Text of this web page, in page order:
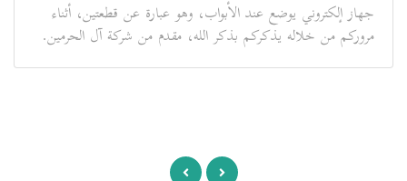
جهاز إلكتروني يوضع عند الأبواب، وهو عبارة عن قطعتين، أثناء
مروركم من خلاله يذكركم بذكر الله، مقدم من شركة آل الحرمين.